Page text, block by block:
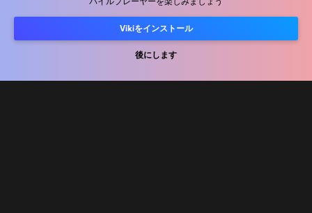
Vikiをインストール
後にします
プレス向け情報
利用規約